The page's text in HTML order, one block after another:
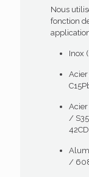
Nous
fonction
Inox
/
/